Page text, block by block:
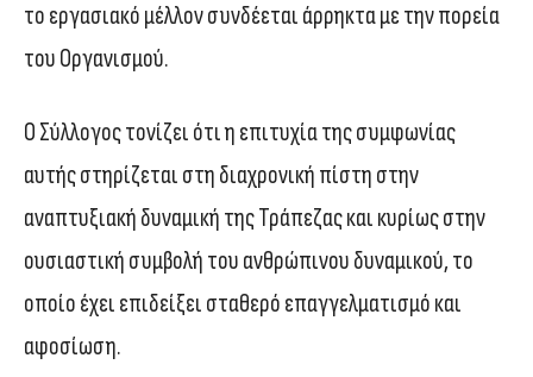
το εργασιακό μέλλον συνδέεται άρρηκτα με την πορεία
του Οργανισμού.
Ο Σύλλογος τονίζει ότι η επιτυχία της συμφωνίας
αυτής στηρίζεται στη διαχρονική πίστη στην
αναπτυξιακή δυναμική της Τράπεζας και κυρίως στην
ουσιαστική συμβολή του ανθρώπινου δυναμικού, το
οποίο έχει επιδείξει σταθερό επαγγελματισμό και
αφοσίωση.